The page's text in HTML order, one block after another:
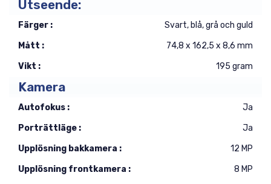
Utseende:
Färger :
Svart, blå, grå och guld
Mått :
74,8 x 162,5 x 8,6 mm
Vikt :
195 gram
Kamera
Autofokus :
Ja
Porträttläge :
Ja
Upplösning bakkamera :
12 MP
Upplösning frontkamera :
8 MP